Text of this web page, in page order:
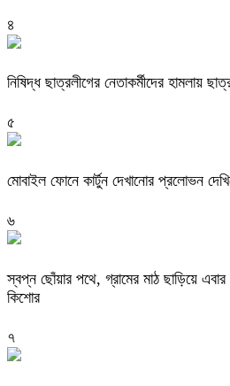
৪
নিষিদ্ধ ছাত্রলীগের নেতাকর্মীদের হামলায়
৫
মোবাইল ফোনে কার্টুন দেখানোর প্রলোভন
৬
স্বপ্ন ছোঁয়ার পথে, গ্রামের মাঠ ছাড়িয়ে এবার
কিশোর
৭